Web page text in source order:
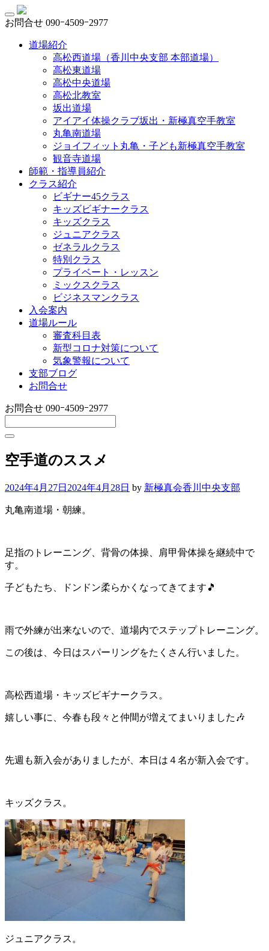
お問合せ 090ｰ4509ｰ2977
道場紹介
高松西道場（香川中央支部 本部道場）
高松東道場
高松中央道場
高松北教室
坂出道場
アイアイ体操クラブ坂出・新極真空手教室
丸亀南道場
ジョイフィット丸亀・子ども新極真空手教室
観音寺道場
師範・指導員紹介
クラス紹介
ビギナー45クラス
キッズビギナークラス
キッズクラス
ジュニアクラス
ゼネラルクラス
特別クラス
プライベート・レッスン
ミックスクラス
ビジネスマンクラス
入会案内
道場ルール
審査科目表
新型コロナ対策について
気象警報について
支部ブログ
お問合せ
お問合せ 090ｰ4509ｰ2977
空手道のススメ
2024年4月27日 2024年4月28日 by 新極真会香川中央支部
丸亀南道場・朝練。
足指のトレーニング、背骨の体操、肩甲骨体操を継続中で
す。
子どもたち、ドンドン柔らかくなってきてます🎵
雨で外練が出来ないので、道場内でステップトレーニング。
この後は、今日はスパーリングをたくさん行いました。
高松西道場・キッズビギナークラス。
嬉しい事に、今春も段々と仲間が増えてまいりました🎶
先週も新入会がありましたが、本日は４名が新入会です。
キッズクラス。
ジュニアクラス。